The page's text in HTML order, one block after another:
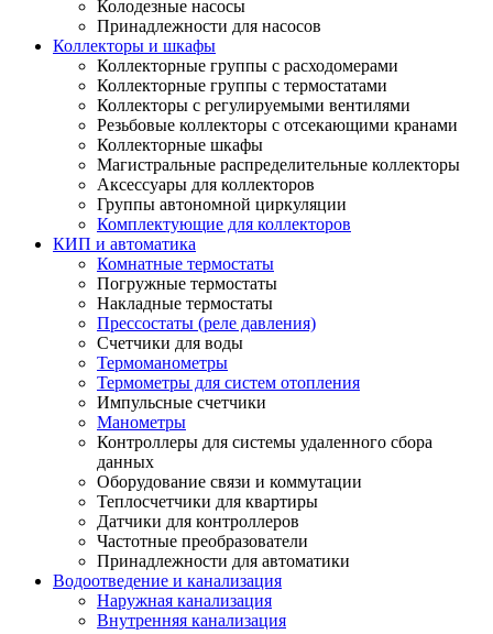
Колодезные насосы
Принадлежности для насосов
Коллекторы и шкафы
Коллекторные группы с расходомерами
Коллекторные группы с термостатами
Коллекторы с регулируемыми вентилями
Резьбовые коллекторы с отсекающими кранами
Коллекторные шкафы
Магистральные распределительные коллекторы
Аксессуары для коллекторов
Группы автономной циркуляции
Комплектующие для коллекторов
КИП и автоматика
Комнатные термостаты
Погружные термостаты
Накладные термостаты
Прессостаты (реле давления)
Счетчики для воды
Термоманометры
Термометры для систем отопления
Импульсные счетчики
Манометры
Контроллеры для системы удаленного сбора
данных
Оборудование связи и коммутации
Теплосчетчики для квартиры
Датчики для контроллеров
Частотные преобразователи
Принадлежности для автоматики
Водоотведение и канализация
Наружная канализация
Внутренняя канализация